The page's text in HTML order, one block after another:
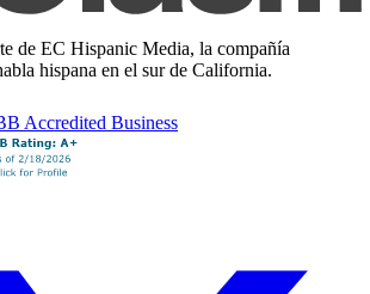
de EC Hispanic Media, la compañía
hispana en el sur de California.
Accredited Business